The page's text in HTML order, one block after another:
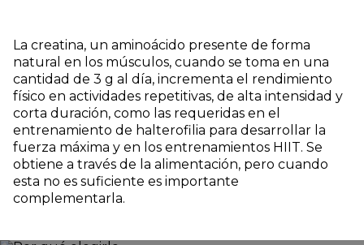
La creatina, un aminoácido presente de forma
natural en los músculos, cuando se toma en una
cantidad de 3 g al día, incrementa el rendimiento
físico en actividades repetitivas, de alta intensidad y
corta duración, como las requeridas en el
entrenamiento de halterofilia para desarrollar la
fuerza máxima y en los entrenamientos HIIT. Se
obtiene a través de la alimentación, pero cuando
esta no es suficiente es importante
complementarla.